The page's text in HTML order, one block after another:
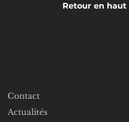
Retour en haut
Contact
Actualités